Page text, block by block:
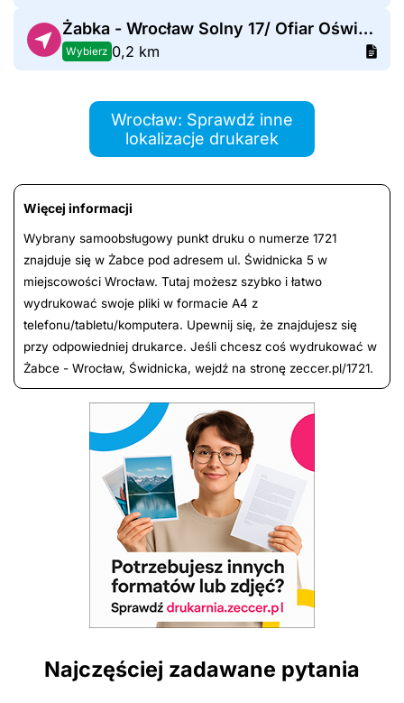
Żabka - Wrocław Solny 17/ Ofiar Oświęcimskich 2
Wybierz 0,2 km
Wrocław: Sprawdź inne
lokalizacje drukarek
Więcej informacji
Wybrany samoobsługowy punkt druku o numerze 1721
znajduje się w Żabce pod adresem ul. Świdnicka 5 w
miejscowości Wrocław. Tutaj możesz szybko i łatwo
wydrukować swoje pliki w formacie A4 z
telefonu/tabletu/komputera. Upewnij się, że znajdujesz się
przy odpowiedniej drukarce. Jeśli chcesz coś wydrukować w
Żabce - Wrocław, Świdnicka, wejdź na stronę zeccer.pl/1721.
Najczęściej zadawane pytania